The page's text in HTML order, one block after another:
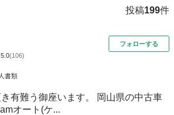
投稿199件
5.0(106)
フォローする
書類
有難う御座います。 岡山県の中古車
オート(ケ...